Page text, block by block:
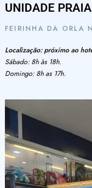
UNIDADE
FEIRINHA DA ORLA
Localização: próximo ao
Sábado: 8h às 18h.
Domingo: 8h as 17h.